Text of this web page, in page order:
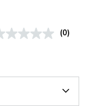
(0)